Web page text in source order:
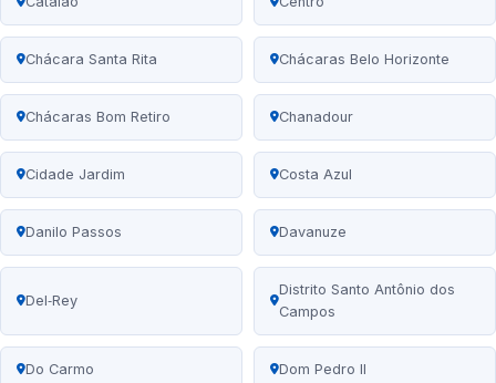
Chácara Santa Rita Chácaras Belo Horizonte
Chácaras Bom Retiro Chanadour
Cidade Jardim Costa Azul
Danilo Passos Davanuze
Del‑Rey
Distrito Santo Antônio dos
Campos
Do Carmo Dom Pedro II